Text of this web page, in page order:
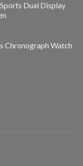
Dual Display
Chronograph Watch